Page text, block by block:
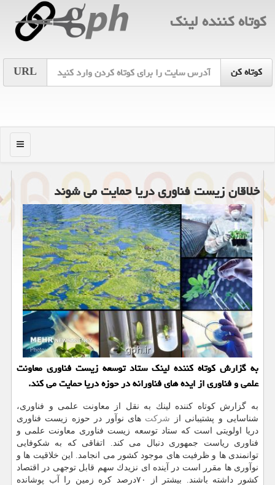
كوتاه كننده لینك
URL
منو
خلاقان زیست فناوری دریا حمایت می شوند
به گزارش كوتاه كننده لینك ستاد توسعه زیست فناوری معاونت
علمی و فناوری از ایده های فناورانه در حوزه دریا حمایت می كند.
به گزارش كوتاه كننده لینك به نقل از معاونت علمی و فناوری،
شناسایی و پشتیبانی از شركت های نوآور در حوزه زیست فناوری
دریا اولویتی است كه ستاد توسعه زیست فناوری معاونت علمی و
فناوری ریاست جمهوری دنبال می كند. اتفاقی كه به شكوفایی
توانمندی ها و ظرفیت های موجود كشور می انجامد. این خلاقیت ها و
نوآوری ها مقرر است در آینده ای نزیدك سهم قابل توجهی در اقتصاد
كشور داشته باشند. بیشتر از ۷۰درصد كره زمین را آب پوشانده